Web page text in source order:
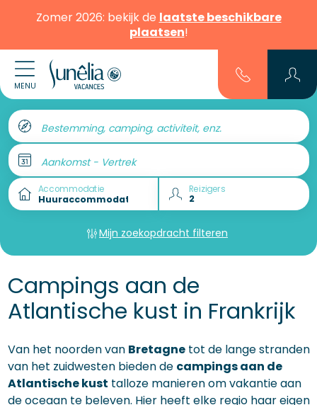
Zomer 2026: bekijk de laatste beschikbare
plaatsen!
MENU
Bestemming, camping, activiteit, enz.
Aankomst - Vertrek
Accommodatie Reizigers
Mijn zoekopdracht filteren
Campings aan de
Atlantische kust in Frankrijk
Van het noorden van Bretagnetot de lange stranden
van het zuidwesten bieden de campings aan de
Atlantische kust talloze manieren om vakantie aan
de oceaan te beleven. Hier heeft elke regio haar eigen